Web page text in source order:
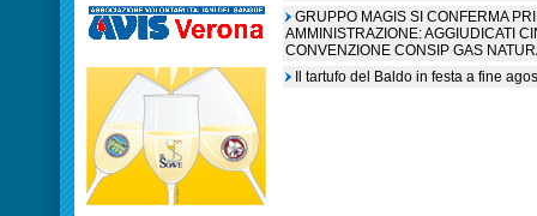
GRUPPO MAGIS SI CONFERMA
AMMINISTRAZIONE: AGGIUDICATI
CONVENZIONE CONSIP GAS
Il tartufo del Baldo in festa a fine